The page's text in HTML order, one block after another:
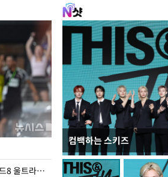
삼성전자, 7일부터 갤럭시 Z 폴드8 울트라·폴드8·플립8 출시
컴백하는 스키즈
입추 하루 앞둔 전남광주
폭염